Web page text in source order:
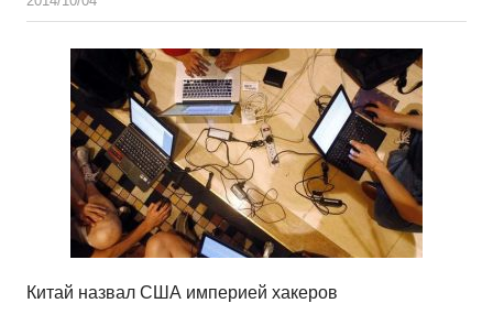
Китай назвал США империей хакеров